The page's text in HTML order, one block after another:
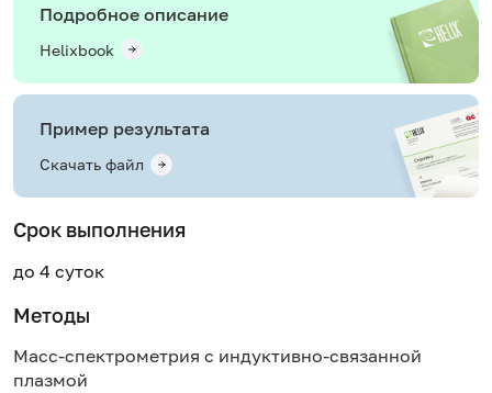
Подробное описание
Helixbook
Пример результата
Скачать файл
Срок выполнения
до 4 суток
Методы
Масс-спектрометрия с индуктивно-связанной
плазмой